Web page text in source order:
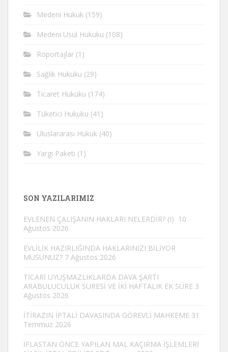
Medeni Hukuk (159)
Medeni Usul Hukuku (108)
Röportajlar (1)
Sağlık Hukuku (29)
Ticaret Hukuku (174)
Tüketici Hukuku (41)
Uluslararası Hukuk (40)
Yargı Paketi (1)
SON YAZILARIMIZ
EVLENEN ÇALIŞANIN HAKLARI NELERDİR? (I) 10
Ağustos 2026
EVLİLİK HAZIRLIĞINDA HAKLARINIZI BİLİYOR
MUSUNUZ? 7 Ağustos 2026
TİCARİ UYUŞMAZLIKLARDA DAVA ŞARTI
ARABULUCULUK SÜRESİ VE İKİ HAFTALIK EK SÜRE 3
Ağustos 2026
İTİRAZIN İPTALİ DAVASINDA GÖREVLİ MAHKEME 31
Temmuz 2026
İFLASTAN ÖNCE YAPILAN MAL KAÇIRMA İŞLEMLERİ